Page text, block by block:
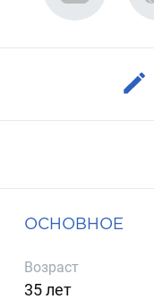
ОСНОВНОЕ
Возраст
35 лет